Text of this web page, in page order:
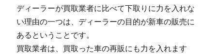
ディーラーが買取業者に比べて下取りに力を入れな
い理由の一つは、ディーラーの目的が新車の販売に
あるということです。
買取業者は、買取った車の再販にも力を入れます